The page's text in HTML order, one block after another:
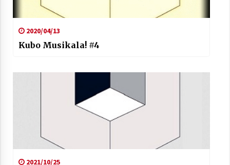
2020/04/13
Kubo Musikala! #4
2021/10/25